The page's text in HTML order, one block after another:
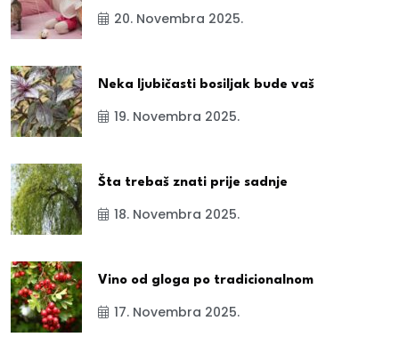
20. Novembra 2025.
Neka ljubičasti bosiljak bude vaš
19. Novembra 2025.
Šta trebaš znati prije sadnje
18. Novembra 2025.
Vino od gloga po tradicionalnom
17. Novembra 2025.